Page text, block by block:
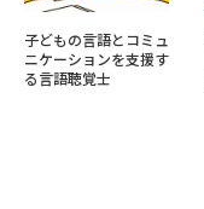
子どもの言語とコミュ
ニケーションを支援す
る言語聴覚士